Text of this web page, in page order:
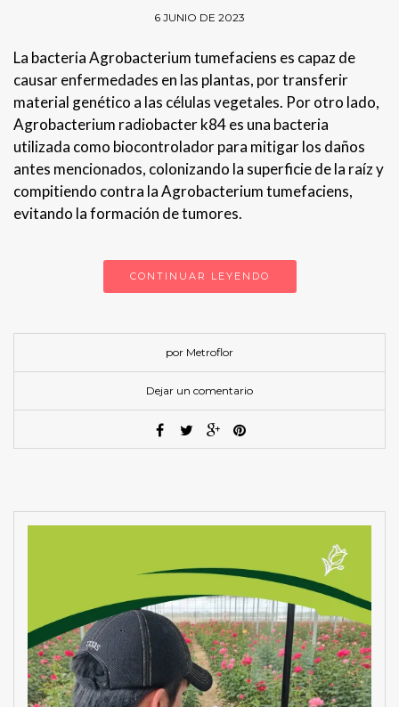
6 JUNIO DE 2023
La bacteria Agrobacterium tumefaciens es capaz de
causar enfermedades en las plantas, por transferir
material genético a las células vegetales. Por otro lado,
Agrobacterium radiobacter k84 es una bacteria
utilizada como biocontrolador para mitigar los daños
antes mencionados, colonizando la superficie de la raíz y
compitiendo contra la Agrobacterium tumefaciens,
evitando la formación de tumores.
CONTINUAR LEYENDO
por Metroflor
Dejar un comentario